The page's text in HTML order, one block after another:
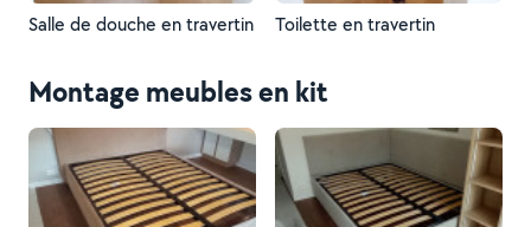
Salle de douche en travertin Toilette en travertin
Montage meubles en kit